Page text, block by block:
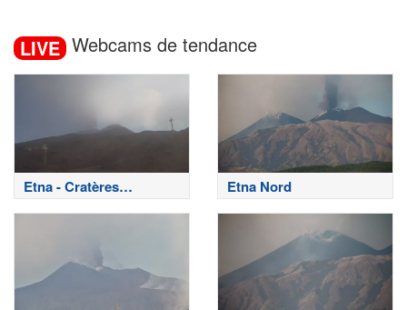
LIVE Webcams de tendance
Etna - Cratères
sommitaux
Etna Nord